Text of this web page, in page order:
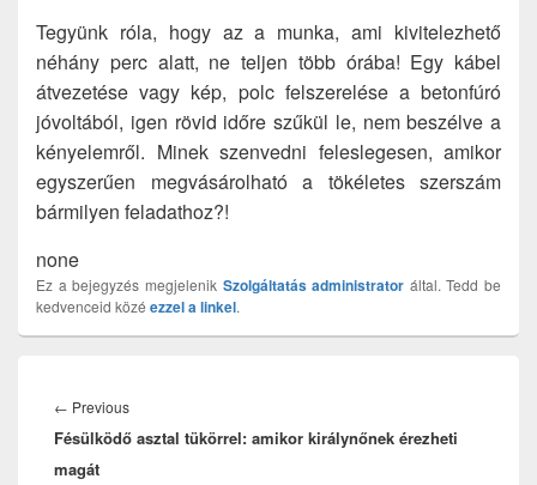
Tegyünk róla, hogy az a munka, ami kivitelezhető
néhány perc alatt, ne teljen több órába! Egy kábel
átvezetése vagy kép, polc felszerelése a betonfúró
jóvoltából, igen rövid időre szűkül le, nem beszélve a
kényelemről. Minek szenvedni feleslegesen, amikor
egyszerűen megvásárolható a tökéletes szerszám
bármilyen feladathoz?!
none
Ez a bejegyzés megjelenik Szolgáltatás administrator által. Tedd be
kedvenceid közé ezzel a linkel.
navigáció
← PreviousPrevious
post:
Fésülködő asztal tükörrel: amikor királynőnek érezheti
magát